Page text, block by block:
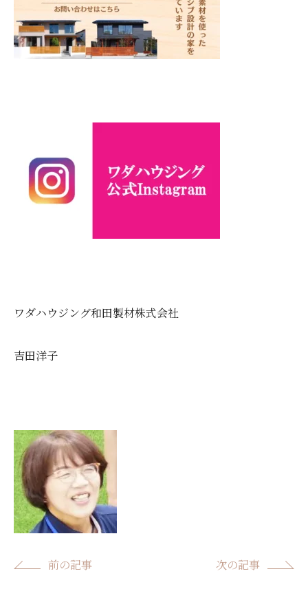
ワダハウジング和田製材株式会社
吉田洋子
前の記事 次の記事